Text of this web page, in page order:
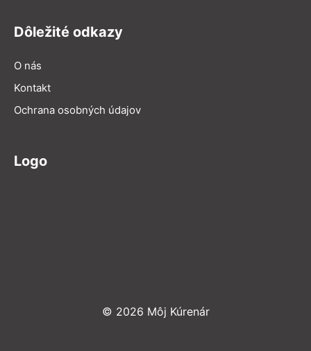
Dôležité odkazy
O nás
Kontakt
Ochrana osobných údajov
Logo
© 2026 Môj Kúrenár